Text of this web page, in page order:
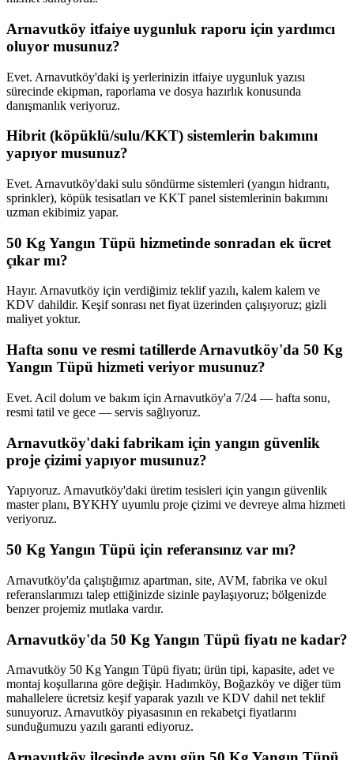
Arnavutköy itfaiye uygunluk raporu için yardımcı
oluyor musunuz?
Evet. Arnavutköy'daki iş yerlerinizin itfaiye uygunluk yazısı
sürecinde ekipman, raporlama ve dosya hazırlık konusunda
danışmanlık veriyoruz.
Hibrit (köpüklü/sulu/KKT) sistemlerin bakımını
yapıyor musunuz?
Evet. Arnavutköy'daki sulu söndürme sistemleri (yangın hidrantı,
sprinkler), köpük tesisatları ve KKT panel sistemlerinin bakımını
uzman ekibimiz yapar.
50 Kg Yangın Tüpü hizmetinde sonradan ek ücret
çıkar mı?
Hayır. Arnavutköy için verdiğimiz teklif yazılı, kalem kalem ve
KDV dahildir. Keşif sonrası net fiyat üzerinden çalışıyoruz; gizli
maliyet yoktur.
Hafta sonu ve resmi tatillerde Arnavutköy'da 50 Kg
Yangın Tüpü hizmeti veriyor musunuz?
Evet. Acil dolum ve bakım için Arnavutköy'a 7/24 — hafta sonu,
resmi tatil ve gece — servis sağlıyoruz.
Arnavutköy'daki fabrikam için yangın güvenlik
proje çizimi yapıyor musunuz?
Yapıyoruz. Arnavutköy'daki üretim tesisleri için yangın güvenlik
master planı, BYKHY uyumlu proje çizimi ve devreye alma hizmeti
veriyoruz.
50 Kg Yangın Tüpü için referansınız var mı?
Arnavutköy'da çalıştığımız apartman, site, AVM, fabrika ve okul
referanslarımızı talep ettiğinizde sizinle paylaşıyoruz; bölgenizde
benzer projemiz mutlaka vardır.
Arnavutköy'da 50 Kg Yangın Tüpü fiyatı ne kadar?
Arnavutköy 50 Kg Yangın Tüpü fiyatı; ürün tipi, kapasite, adet ve
montaj koşullarına göre değişir. Hadımköy, Boğazköy ve diğer tüm
mahallelere ücretsiz keşif yaparak yazılı ve KDV dahil net teklif
sunuyoruz. Arnavutköy piyasasının en rekabetçi fiyatlarını
sunduğumuzu yazılı garanti ediyoruz.